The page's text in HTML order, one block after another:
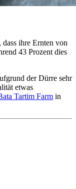
dass ihre Ernten von
43 Prozent dies
der Dürre sehr
etwas
Tartim Farm in